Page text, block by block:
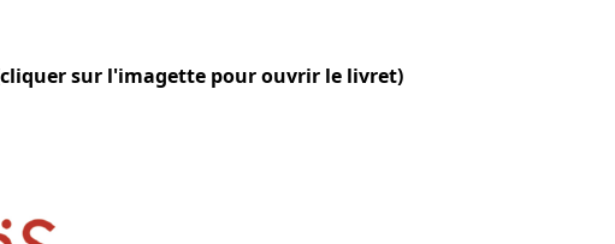
sur l'imagette pour ouvrir le livret)